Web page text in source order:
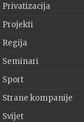
Privatizacija
Projekti
Regija
Seminari
Sport
Strane kompanije
Svijet